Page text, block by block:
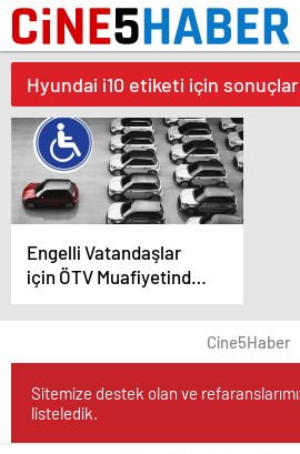
Hyundai i10 etiketi için sonuçlar
Engelli Vatandaşlar
için ÖTV Muafiyetinde
Yeni Dönem
Cine5Haber
Sitemize destek olan ve
listeledik.